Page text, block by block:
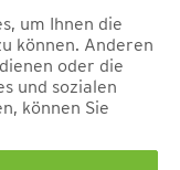
Der
oder Gutscheinen
beträgt 50 €
und zzgl.
wenn nicht anders
um Ihnen die
können. Anderen
oder die
und sozialen
können Sie